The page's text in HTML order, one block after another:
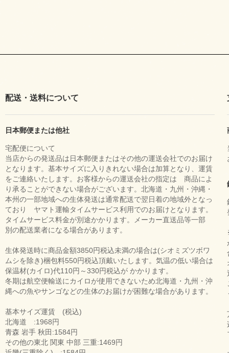
配送・送料について
日本郵便または他社
宅配便について
当店からの発送品は日本郵便またはその他の運送会社でのお届け
となります。基本サイズに入りきれない場合は加算となり、運賃
をご連絡いたします。お客様からの運送会社の指定は 商品によ
り承ることができない場合がございます。北海道・九州・沖縄・
本州の一部地域への生体発送は通常配送で翌日着の地域外となっ
ており ヤマト運輸タイムサービス利用でのお届けとなります。
タイムサービス料金が別途かかります。メーカー直送品等一部
別の配送業者になる場合があります。
生体発送時に商品金額3850円税込未満の場合は(シオミズツボワ
ムシを除き)梱包料550円税込頂戴いたします。気温の低い場合は
保温材(カイロ)代110円～330円税込が かかります。
冬期は航空便輸送にカイロが使用できないため北海道・九州・沖
縄への魚やサンゴなどの生体のお届けが困難な場合があります。
基本サイズ運賃 (税込)
北海道 :1968円
青森 岩手 秋田:1584円
その他の東北 関東 中部 三重:1469円